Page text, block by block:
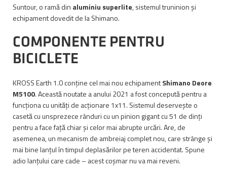
Suntour, o ramă din aluminiu superlite, sistemul truninion și
echipament dovedit de la Shimano.
COMPONENTE PENTRU
BICICLETE
KROSS Earth 1.0 conține cel mai nou echipamentShimano Deore
M5100. Această noutate a anului 2021 a fost concepută pentru a
funcționa cu unități de acționare 1x11. Sistemul deservește o
casetă cu unsprezece rânduri cu un pinion gigant cu 51 de dinți
pentru a face față chiar și celor mai abrupte urcări. Are, de
asemenea, un mecanism de ambreiaj complet nou, care strânge și
mai bine lanțul în timpul deplasărilor pe teren accidentat. Spune
adio lanțului care cade – acest coșmar nu va mai reveni.